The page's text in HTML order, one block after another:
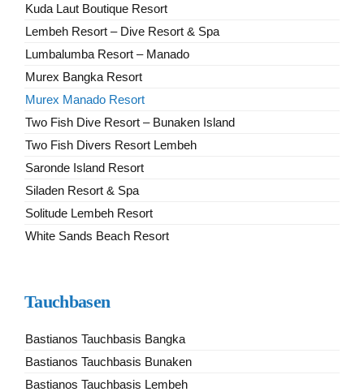
Kuda Laut Boutique Resort
Lembeh Resort – Dive Resort & Spa
Lumbalumba Resort – Manado
Murex Bangka Resort
Murex Manado Resort
Two Fish Dive Resort – Bunaken Island
Two Fish Divers Resort Lembeh
Saronde Island Resort
Siladen Resort & Spa
Solitude Lembeh Resort
White Sands Beach Resort
Tauchbasen
Bastianos Tauchbasis Bangka
Bastianos Tauchbasis Bunaken
Bastianos Tauchbasis Lembeh